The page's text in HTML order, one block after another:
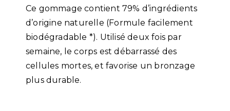
Ce gommage contient 79% d’ingrédients
d’origine naturelle (Formule facilement
biodégradable *). Utilisé deux fois par
semaine, le corps est débarrassé des
cellules mortes, et favorise un bronzage
plus durable.